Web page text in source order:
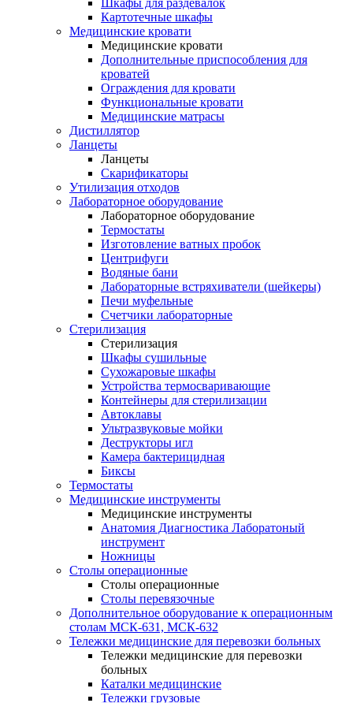
Шкафы для раздевалок
Картотечные шкафы
Медицинские кровати
Медицинские кровати
Дополнительные приспособления для
кроватей
Ограждения для кровати
Функциональные кровати
Медицинские матрасы
Дистиллятор
Ланцеты
Ланцеты
Скарификаторы
Утилизация отходов
Лабораторное оборудование
Лабораторное оборудование
Термостаты
Изготовление ватных пробок
Центрифуги
Водяные бани
Лабораторные встряхиватели (шейкеры)
Печи муфельные
Счетчики лабораторные
Стерилизация
Стерилизация
Шкафы сушильные
Сухожаровые шкафы
Устройства термосваривающие
Контейнеры для стерилизации
Автоклавы
Ультразвуковые мойки
Деструкторы игл
Камера бактерицидная
Биксы
Термостаты
Медицинские инструменты
Медицинские инструменты
Анатомия Диагностика Лаборатоный
инструмент
Ножницы
Столы операционные
Столы операционные
Столы перевязочные
Дополнительное оборудование к операционным
столам МСК-631, МСК-632
Тележки медицинские для перевозки больных
Тележки медицинские для перевозки
больных
Каталки медицинские
Тележки грузовые